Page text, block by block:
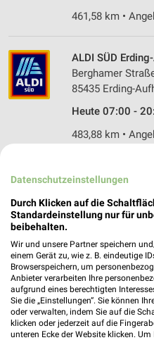
461,58 km •
ALDI SÜD
Berghamer
85435 Erding-
Heute 07:00 -
483,88 km •
ALDI SÜD
85716
488,83 km •
ALDI SÜD
Schleißheimer
85748 Garching
Datenschutzeinstellungen
Durch Klicken auf die
Standardeinstellung nur für
beibehalten.
Wir und unsere Partner speichern
einem Gerät zu, wie z. B. eindeutige
Browserspeichern, um
Anbieter verarbeiten Ihre
aufgrund eines berechtigten
Sie die „Einstellungen“. Sie können
oder verwalten, indem Sie auf die
klicken oder jederzeit auf die
unteren Ecke der Website klicken.